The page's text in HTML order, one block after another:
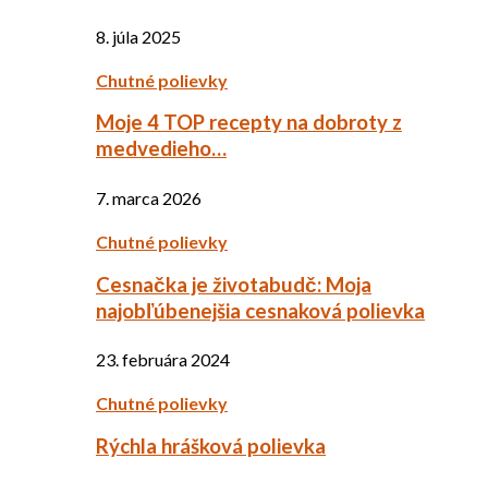
8. júla 2025
Chutné polievky
Moje 4 TOP recepty na dobroty z
medvedieho…
7. marca 2026
Chutné polievky
Cesnačka je životabudč: Moja
najobľúbenejšia cesnaková polievka
23. februára 2024
Chutné polievky
Rýchla hrášková polievka